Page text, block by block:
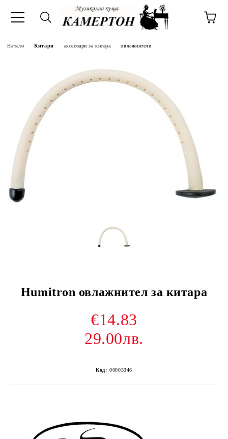
Начало Китари аксесоари за китара овлажнители
Humitron овлажнител за китара
€14.83
29.00лв.
Код: 00003346